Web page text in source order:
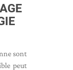
sont
peut